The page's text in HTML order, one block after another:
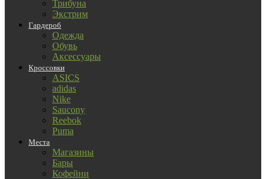
Трибуна
Экстрим
Гардероб
Одежда
Обувь
Аксессуары
Кроссовки
ASICS
adidas
Nike
Saucony
Reebok
Puma
Места
Магазины
Бары
Кофейни